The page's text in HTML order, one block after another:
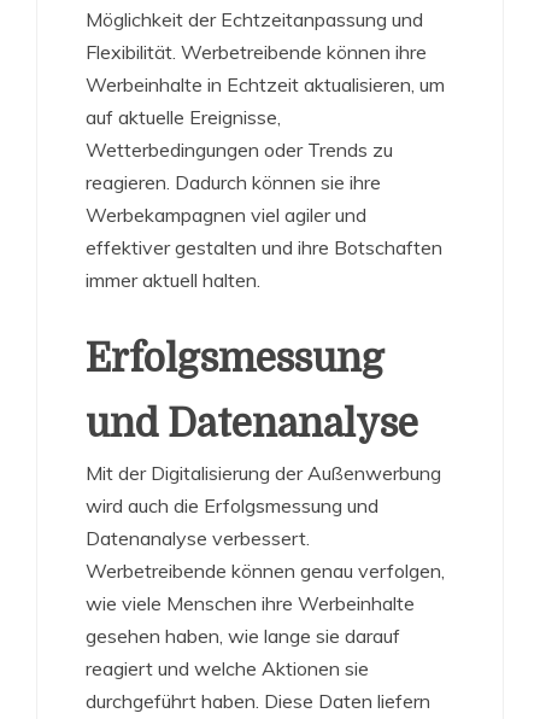
Möglichkeit der Echtzeitanpassung und
Flexibilität. Werbetreibende können ihre
Werbeinhalte in Echtzeit aktualisieren, um
auf aktuelle Ereignisse,
Wetterbedingungen oder Trends zu
reagieren. Dadurch können sie ihre
Werbekampagnen viel agiler und
effektiver gestalten und ihre Botschaften
immer aktuell halten.
Erfolgsmessung
und Datenanalyse
Mit der Digitalisierung der Außenwerbung
wird auch die Erfolgsmessung und
Datenanalyse verbessert.
Werbetreibende können genau verfolgen,
wie viele Menschen ihre Werbeinhalte
gesehen haben, wie lange sie darauf
reagiert und welche Aktionen sie
durchgeführt haben. Diese Daten liefern